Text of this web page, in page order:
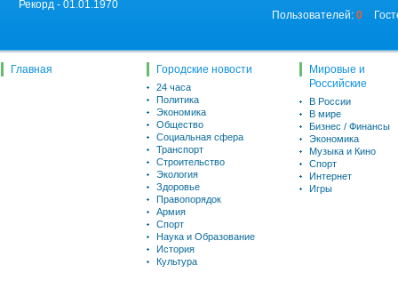
Рекорд - 01.01.1970
Пользователей: 0
Главная Городские новости
24 часа
Политика
Экономика
Общество
Социальная сфера
Транспорт
Строительство
Экология
Здоровье
Правопорядок
Армия
Спорт
Наука и Образование
История
Культура
Мировые и
Российские
В России
В мире
Бизнес / Финансы
Экономика
Музыка и Кино
Спорт
Интернет
Игры